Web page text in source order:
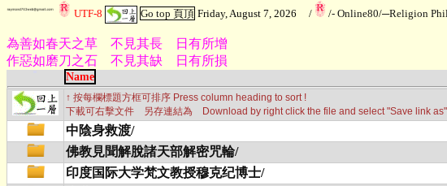
UTF-8 Go top 頁頂 Friday, August 7, 2026 / /- Online80/─Religion
為善如春天之草 不見其長 日有所增
作惡如磨刀之石 不見其缺 日有所損
Name
↑ 按每欄標題方框可排序 Press column heading to sort !
下載可右擊文件 另存連結為 Download by right click the file and select "Save link as"
中陰身救渡/
佛教見聞解脫諸天部解密咒輪/
印度国际大学梵文教授穆克纪博士/